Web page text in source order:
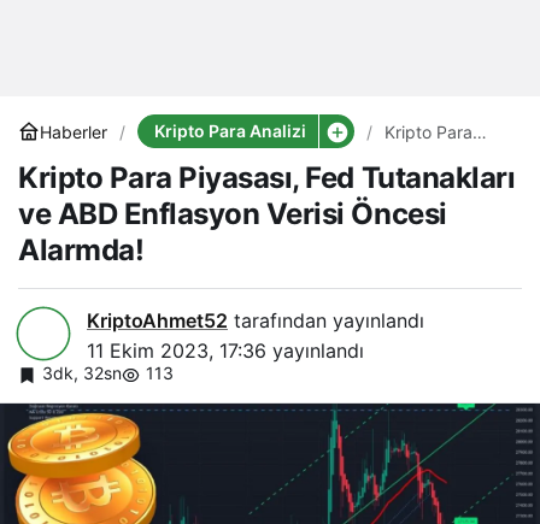
Haberler Kripto Para Analizi
Kripto Para
Tutanakları ve
ABD Enflasyon
Verisi Öncesi
Kripto Para Piyasası, Fed Tutanakları
ve ABD Enflasyon Verisi Öncesi
Alarmda!
KriptoAhmet52 tarafından yayınlandı
11 Ekim 2023, 17:36 yayınlandı
3dk, 32sn 113